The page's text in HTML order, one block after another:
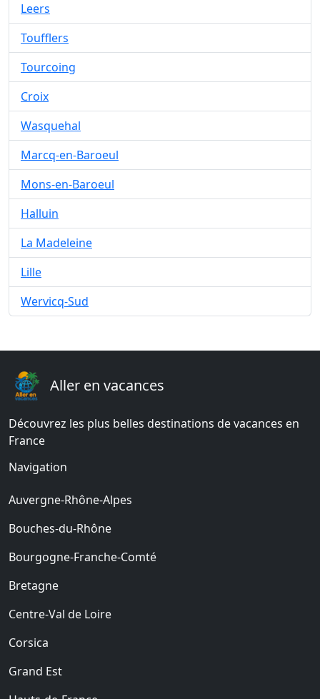
Leers
Toufflers
Tourcoing
Croix
Wasquehal
Marcq-en-Baroeul
Mons-en-Baroeul
Halluin
La Madeleine
Lille
Wervicq-Sud
Aller en vacances
Découvrez les plus belles destinations de vacances en
France
Navigation
Auvergne-Rhône-Alpes
Bouches-du-Rhône
Bourgogne-Franche-Comté
Bretagne
Centre-Val de Loire
Corsica
Grand Est